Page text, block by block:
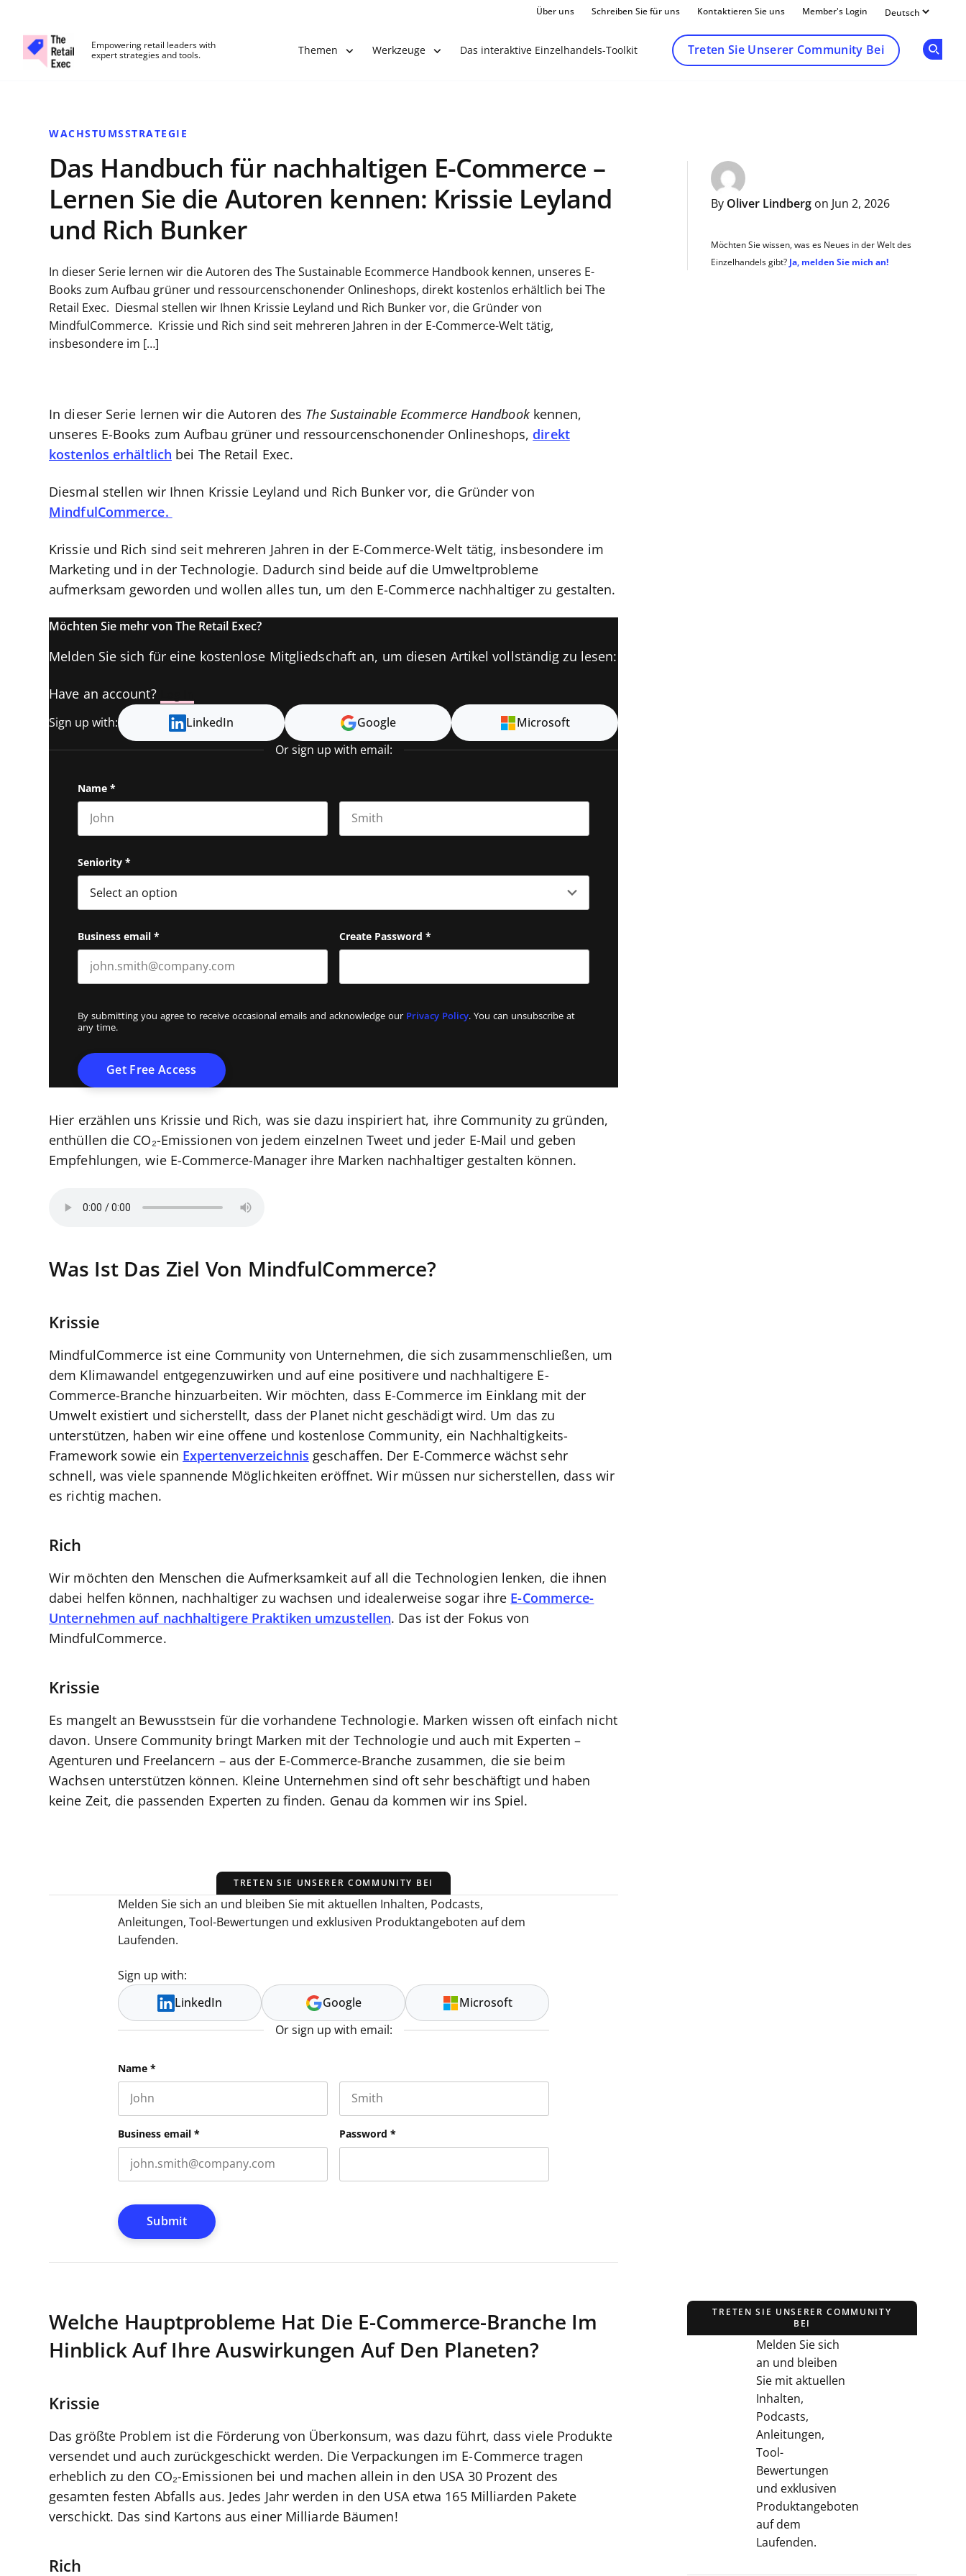
Über uns Schreiben Sie für uns Kontaktieren Sie uns Member's Login
Empowering retail leaders with
expert strategies and tools.
Themen Werkzeuge Das interaktive Einzelhandels-Toolkit Treten Sie Unserer Community Bei
WACHSTUMSSTRATEGIE
Das Handbuch für nachhaltigen E-Commerce –
Lernen Sie die Autoren kennen: Krissie Leyland
und Rich Bunker
By Oliver Lindberg on Jun 2, 2026
Möchten Sie wissen, was es Neues in der Welt des
Einzelhandels gibt? Ja, melden Sie mich an!
In dieser Serie lernen wir die Autoren des The Sustainable Ecommerce Handbook kennen, unseres E-
Books zum Aufbau grüner und ressourcenschonender Onlineshops, direkt kostenlos erhältlich bei The
Retail Exec. Diesmal stellen wir Ihnen Krissie Leyland und Rich Bunker vor, die Gründer von
MindfulCommerce. Krissie und Rich sind seit mehreren Jahren in der E-Commerce-Welt tätig,
insbesondere im […]
In dieser Serie lernen wir die Autoren des The Sustainable Ecommerce Handbookkennen,
unseres E-Books zum Aufbau grüner und ressourcenschonender Onlineshops, direkt
kostenlos erhältlich bei The Retail Exec.
Diesmal stellen wir Ihnen Krissie Leyland und Rich Bunker vor, die Gründer von
MindfulCommerce.
Krissie und Rich sind seit mehreren Jahren in der E-Commerce-Welt tätig, insbesondere im
Marketing und in der Technologie. Dadurch sind beide auf die Umweltprobleme
aufmerksam geworden und wollen alles tun, um den E-Commerce nachhaltiger zu gestalten.
Möchten Sie mehr von The Retail Exec?
Melden Sie sich für eine kostenlose Mitgliedschaft an, um diesen Artikel vollständig zu lesen:
Have an account?
Sign up with: LinkedIn Google Microsoft
Or sign up with email:
Name *
Seniority *
Business email * Create Password *
By submitting you agree to receive occasional emails and acknowledge our Privacy Policy. You can unsubscribe at
any time.
Hier erzählen uns Krissie und Rich, was sie dazu inspiriert hat, ihre Community zu gründen,
enthüllen die CO₂-Emissionen von jedem einzelnen Tweet und jeder E-Mail und geben
Empfehlungen, wie E-Commerce-Manager ihre Marken nachhaltiger gestalten können.
Was Ist Das Ziel Von MindfulCommerce?
Krissie
MindfulCommerce ist eine Community von Unternehmen, die sich zusammenschließen, um
dem Klimawandel entgegenzuwirken und auf eine positivere und nachhaltigere E-
Commerce-Branche hinzuarbeiten. Wir möchten, dass E-Commerce im Einklang mit der
Umwelt existiert und sicherstellt, dass der Planet nicht geschädigt wird. Um das zu
unterstützen, haben wir eine offene und kostenlose Community, ein Nachhaltigkeits-
Framework sowie ein Expertenverzeichnis geschaffen. Der E-Commerce wächst sehr
schnell, was viele spannende Möglichkeiten eröffnet. Wir müssen nur sicherstellen, dass wir
es richtig machen.
Rich
Wir möchten den Menschen die Aufmerksamkeit auf all die Technologien lenken, die ihnen
dabei helfen können, nachhaltiger zu wachsen und idealerweise sogar ihre E-Commerce-
Unternehmen auf nachhaltigere Praktiken umzustellen. Das ist der Fokus von
MindfulCommerce.
Krissie
Es mangelt an Bewusstsein für die vorhandene Technologie. Marken wissen oft einfach nicht
davon. Unsere Community bringt Marken mit der Technologie und auch mit Experten –
Agenturen und Freelancern – aus der E-Commerce-Branche zusammen, die sie beim
Wachsen unterstützen können. Kleine Unternehmen sind oft sehr beschäftigt und haben
keine Zeit, die passenden Experten zu finden. Genau da kommen wir ins Spiel.
TRETEN SIE UNSERER COMMUNITY BEI
Melden Sie sich an und bleiben Sie mit aktuellen Inhalten, Podcasts,
Anleitungen, Tool-Bewertungen und exklusiven Produktangeboten auf dem
Laufenden.
Sign up with:
LinkedIn Google Microsoft
Or sign up with email:
LinkedIn
This field is for validation purposes and should be left unchanged.
Name *
Business email * Password *
Welche Hauptprobleme Hat Die E-Commerce-Branche Im
Hinblick Auf Ihre Auswirkungen Auf Den Planeten?
Krissie
Das größte Problem ist die Förderung von Überkonsum, was dazu führt, dass viele Produkte
versendet und auch zurückgeschickt werden. Die Verpackungen im E-Commerce tragen
erheblich zu den CO₂-Emissionen bei und machen allein in den USA 30 Prozent des
gesamten festen Abfalls aus. Jedes Jahr werden in den USA etwa 165 Milliarden Pakete
verschickt. Das sind Kartons aus einer Milliarde Bäumen!
Rich
TRETEN SIE UNSERER COMMUNITY
BEI
Melden Sie sich
an und bleiben
Sie mit aktuellen
Inhalten,
Podcasts,
Anleitungen,
Tool-
Bewertungen
und exklusiven
Produktangeboten
auf dem
Laufenden.